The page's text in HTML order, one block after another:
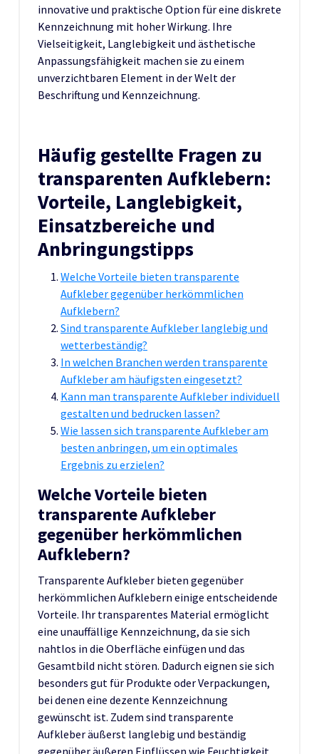
innovative und praktische Option für eine diskrete
Kennzeichnung mit hoher Wirkung. Ihre
Vielseitigkeit, Langlebigkeit und ästhetische
Anpassungsfähigkeit machen sie zu einem
unverzichtbaren Element in der Welt der
Beschriftung und Kennzeichnung.
Häufig gestellte Fragen zu
transparenten Aufklebern:
Vorteile, Langlebigkeit,
Einsatzbereiche und
Anbringungstipps
Welche Vorteile bieten transparente
Aufkleber gegenüber herkömmlichen
Aufklebern?
Sind transparente Aufkleber langlebig und
wetterbeständig?
In welchen Branchen werden transparente
Aufkleber am häufigsten eingesetzt?
Kann man transparente Aufkleber individuell
gestalten und bedrucken lassen?
Wie lassen sich transparente Aufkleber am
besten anbringen, um ein optimales
Ergebnis zu erzielen?
Welche Vorteile bieten
transparente Aufkleber
gegenüber herkömmlichen
Aufklebern?
Transparente Aufkleber bieten gegenüber
herkömmlichen Aufklebern einige entscheidende
Vorteile. Ihr transparentes Material ermöglicht
eine unauffällige Kennzeichnung, da sie sich
nahtlos in die Oberfläche einfügen und das
Gesamtbild nicht stören. Dadurch eignen sie sich
besonders gut für Produkte oder Verpackungen,
bei denen eine dezente Kennzeichnung
gewünscht ist. Zudem sind transparente
Aufkleber äußerst langlebig und beständig
gegenüber äußeren Einflüssen wie Feuchtigkeit